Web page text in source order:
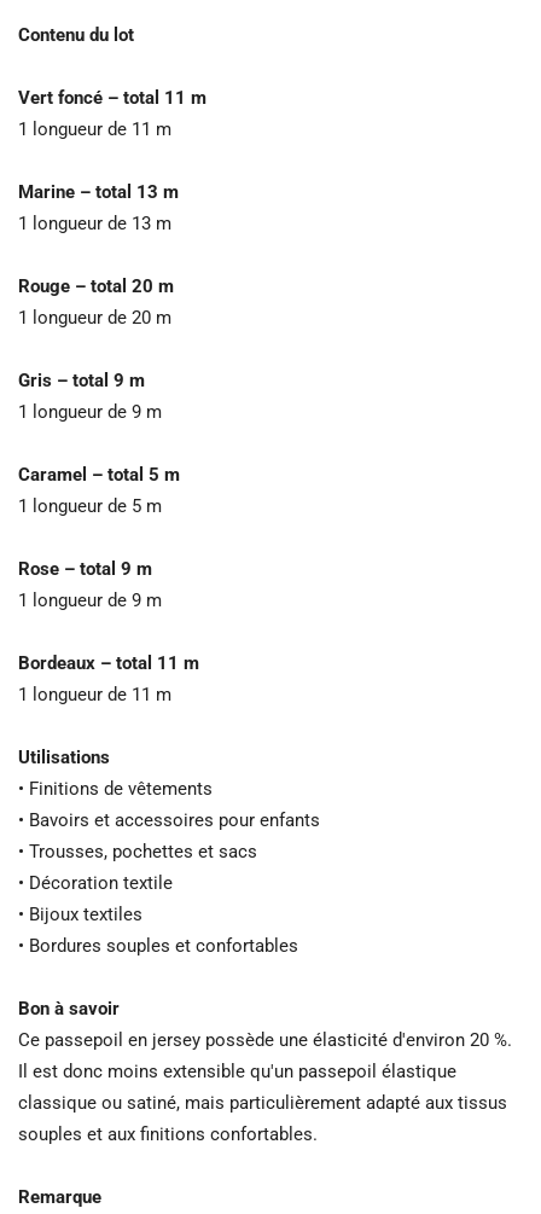
Contenu du lot
Vert foncé – total 11 m
1 longueur de 11 m
Marine – total 13 m
1 longueur de 13 m
Rouge – total 20 m
1 longueur de 20 m
Gris – total 9 m
1 longueur de 9 m
Caramel – total 5 m
1 longueur de 5 m
Rose – total 9 m
1 longueur de 9 m
Bordeaux – total 11 m
1 longueur de 11 m
Utilisations
• Finitions de vêtements
• Bavoirs et accessoires pour enfants
• Trousses, pochettes et sacs
• Décoration textile
• Bijoux textiles
• Bordures souples et confortables
Bon à savoir
Ce passepoil en jersey possède une élasticité d'environ 20 %.
Il est donc moins extensible qu'un passepoil élastique
classique ou satiné, mais particulièrement adapté aux tissus
souples et aux finitions confortables.
Remarque